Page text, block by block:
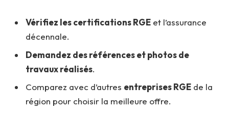
Vérifiez les certifications RGE et l’assurance
décennale.
Demandez des références et photos de
travaux réalisés.
Comparez avec d’autres entreprises RGE de la
région pour choisir la meilleure offre.